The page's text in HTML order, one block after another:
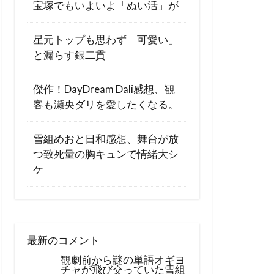
宝塚でもいよいよ「ぬい活」が
星元トップも思わず「可愛い」
と漏らす銀二貫
傑作！DayDream Dali感想、観
客も瀬央ダリを愛したくなる。
雪組めおと日和感想、舞台が放
つ致死量の胸キュンで情緒大シ
ケ
最新のコメント
観劇前から謎の単語オギヨ
チャが飛び交っていた雪組